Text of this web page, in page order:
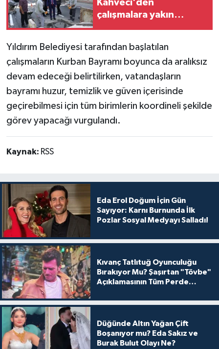
Kahveci'den
çalışmalara yakın
Yıldırım Belediyesi tarafından başlatılan
çalışmaların Kurban Bayramı boyunca da aralıksız
devam edeceği belirtilirken, vatandaşların
bayramı huzur, temizlik ve güven içerisinde
geçirebilmesi için tüm birimlerin koordineli şekilde
görev yapacağı vurgulandı.
Kaynak: RSS
Eda Erol Doğum İçin Gün
Sayıyor: Karnı Burnunda İlk
Pozlar Sosyal Medyayı Salladı!
Kıvanç Tatlıtuğ Oyunculuğu
Bırakıyor Mu? Şaşırtan "Tövbe"
Açıklamasının Tüm Perde
Düğünde Altın Yağan Çift
Boşanıyor mu? Eda Sakız ve
Burak Bulut Olayı Ne?